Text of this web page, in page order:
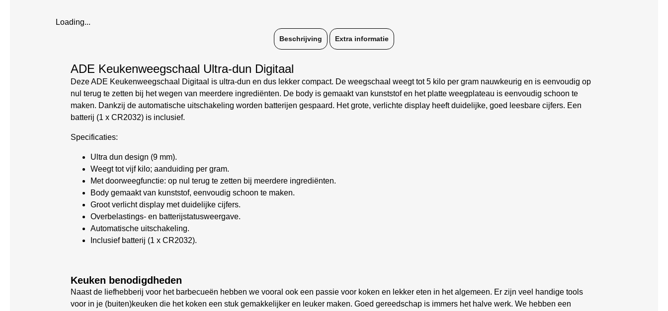
Loading...
Beschrijving Extra informatie
ADE Keukenweegschaal Ultra-dun Digitaal
Deze ADE Keukenweegschaal Digitaal is ultra-dun en dus lekker compact. De weegschaal weegt tot 5 kilo per gram nauwkeurig en is eenvoudig op
nul terug te zetten bij het wegen van meerdere ingrediënten. De body is gemaakt van kunststof en het platte weegplateau is eenvoudig schoon te
maken. Dankzij de automatische uitschakeling worden batterijen gespaard. Het grote, verlichte display heeft duidelijke, goed leesbare cijfers. Een
batterij (1 x CR2032) is inclusief.
Specificaties:
Ultra dun design (9 mm).
Weegt tot vijf kilo; aanduiding per gram.
Met doorweegfunctie: op nul terug te zetten bij meerdere ingrediënten.
Body gemaakt van kunststof, eenvoudig schoon te maken.
Groot verlicht display met duidelijke cijfers.
Overbelastings- en batterijstatusweergave.
Automatische uitschakeling.
Inclusief batterij (1 x CR2032).
Keuken benodigdheden
Naast de liefhebberij voor het barbecueën hebben we vooral ook een passie voor koken en lekker eten in het algemeen. Er zijn veel handige tools
voor in je (buiten)keuken die het koken een stuk gemakkelijker en leuker maken. Goed gereedschap is immers het halve werk. We hebben een